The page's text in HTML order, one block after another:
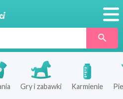
SklepyGry i zabawki Karmienie